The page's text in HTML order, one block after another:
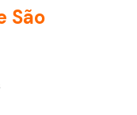
São